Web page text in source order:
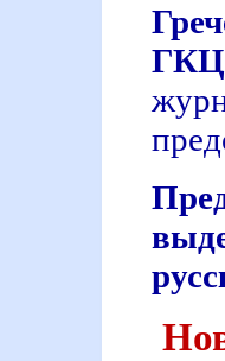
ГКЦ
Н